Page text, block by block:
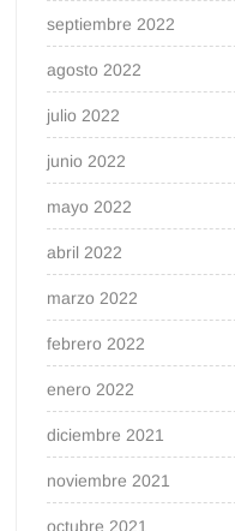
septiembre 2022
agosto 2022
julio 2022
junio 2022
mayo 2022
abril 2022
marzo 2022
febrero 2022
enero 2022
diciembre 2021
noviembre 2021
octubre 2021